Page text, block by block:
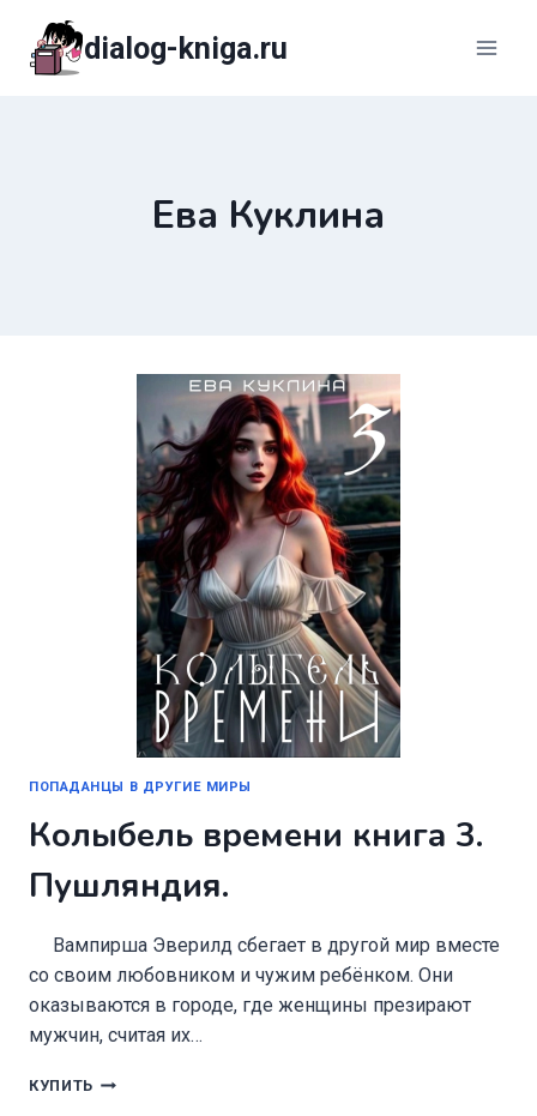
содержимому
dialog-kniga.ru
Ева Куклина
ПОПАДАНЦЫ В ДРУГИЕ МИРЫ
Колыбель времени книга 3.
Пушляндия.
Вампирша Эверилд сбегает в другой мир вместе
со своим любовником и чужим ребёнком. Они
оказываются в городе, где женщины презирают
мужчин, считая их…
КУПИТЬ КОЛЫБЕЛЬ